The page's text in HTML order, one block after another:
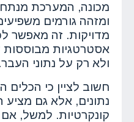
מכונה, המערכת
ומזהה גורמים
מדויקות. זה מאפשר
אסטרטגיות מבוססות
ולא רק על נתוני העבר.
חשוב לציין כי
נתונים, אלא גם מציע
קונקרטיות. למשל,